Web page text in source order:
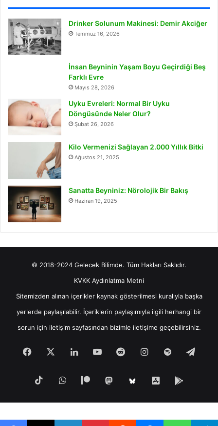
Drinker Solunum Makinesi: Demir Akciğer
Temmuz 16, 2026
İnsan Beyninin Yaşam Boyu Geçirdiği Beş
Farklı Evre
Mayıs 28, 2026
Uyku Evreleri: Normal Bir Uyku
Döngüsünde Neler Olur?
Şubat 26, 2026
Kilo Vermenizi Sağlayan 2.000 Yıllık Bitki
Ağustos 21, 2025
Sanatta Beyniniz: Nörolojik Bir Bakış
Haziran 19, 2025
© 2018-2024 Gelecek Bilimde. Tüm Hakları Saklıdır.
KVKK Aydınlatma Metni
Sitemizden alınan içerikler kaynak gösterilmesi kuralıyla başka
yerlerde paylaşılabilir. İçeriklerin paylaşımıyla ilgili herhangi bir
sorun için iletişimsayfasından bizimle iletişime geçebilirsiniz.
Facebook LinkedInYouTubeRedditInstagram
Spotify
TikTokWhatsApp
PatreonMastodonBluesky
iOS
Uygulamamız